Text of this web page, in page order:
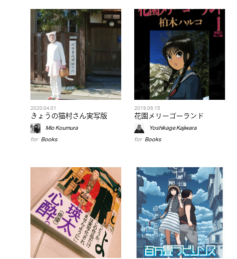
2020.04.01
きょうの猫村さん実写版
Mio Koumura
for Books
2019.09.15
花園メリーゴーランド
Yoshikage Kajiwara
for Books